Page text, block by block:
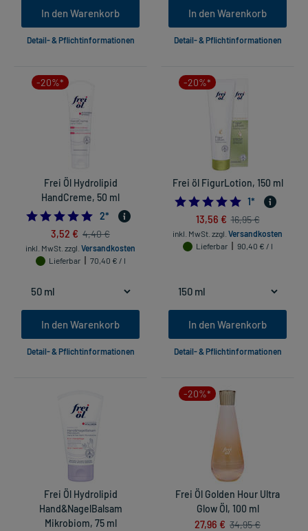
In den Warenkorb
Detail- & Pflichtinformationen
In den Warenkorb
Detail- & Pflichtinformationen
-20%*
Frei Öl Hydrolipid
HandCreme, 50 ml
5.0
2*
3,52 € 4,40 €
inkl. MwSt. zzgl. Versandkosten
Lieferbar
70,40 € / l
In den Warenkorb
Detail- & Pflichtinformationen
-20%*
Frei öl FigurLotion, 150 ml
5.0
1*
13,56 € 16,95 €
inkl. MwSt. zzgl. Versandkosten
Lieferbar
90,40 € / l
In den Warenkorb
Detail- & Pflichtinformationen
Frei Öl Hydrolipid
Hand&NagelBalsam
Mikrobiom, 75 ml
-20%*
Frei Öl Golden Hour Ultra
Glow Öl, 100 ml
27,96 € 34,95 €